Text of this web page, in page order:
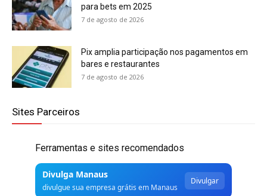
para bets em 2025
7 de agosto de 2026
Pix amplia participação nos pagamentos em
bares e restaurantes
7 de agosto de 2026
Sites Parceiros
Ferramentas e sites recomendados
Divulga Manaus
divulgue sua empresa grátis em Manaus
Divulgar